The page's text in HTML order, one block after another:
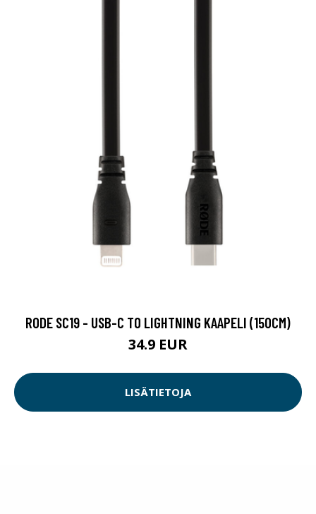
RODE SC19 - USB-C TO LIGHTNING KAAPELI (150CM)
34.9 EUR
LISÄTIETOJA